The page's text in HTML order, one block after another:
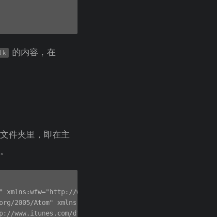
的内容，在
文件夹里，即在主
wellformedweb.org/CommentAPI/"
2005/Atom" xmlns:sy="http://purl.org/rss/1.0/
www.itunes.com/dtds/podcast-1.0.dtd"